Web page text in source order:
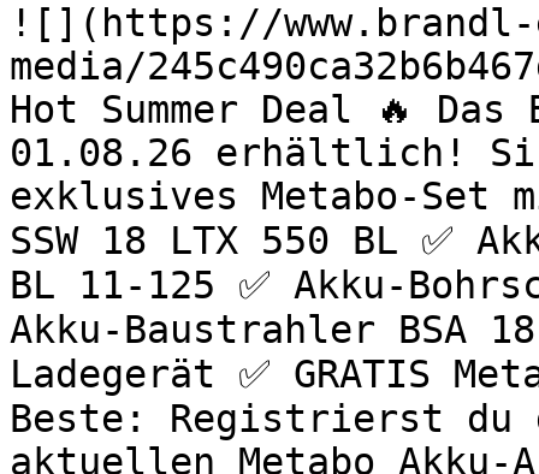
![](https://
media/
Hot Summer Deal 🔥 Das
01.08.26 erhältlich!
exklusives Metabo-Set
SSW 18 LTX 550 BL ✅
BL 11-125 ✅ Akku-
Akku-Baustrahler BSA
Ladegerät ✅ GRATIS
Beste: Registrierst du
aktuellen Metabo